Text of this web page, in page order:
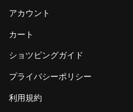
アカウント
カート
ショツピングガイド
プライバシーポリシー
利用規約